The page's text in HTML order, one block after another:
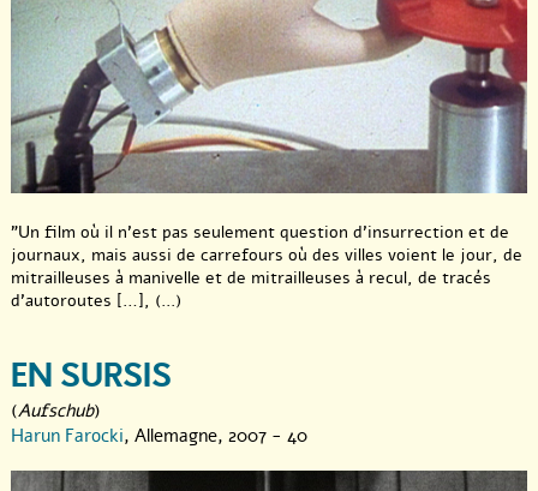
"Un film où il n’est pas seulement question d’insurrection et de
journaux, mais aussi de carrefours où des villes voient le jour, de
mitrailleuses à manivelle et de mitrailleuses à recul, de tracés
d’autoroutes […], (...)
EN SURSIS
(Aufschub)
Harun Farocki, Allemagne, 2007 - 40